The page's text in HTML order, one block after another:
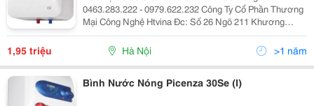
0463.283.222 - 0979.622.232 Công Ty Cổ Phần Thương
Mại Công Nghệ Htvina Đc: Số 26 Ngõ 211 Khương
Trung &Ndash; Thanh Xuân &Ndash; Hà Nội Yahoo
:Htvinakd3 Http ://Www.sieuthiht.com Trụ Sở Chính:
1,95 triệu Hà Nội >1 năm
Bình Nước Nóng Picenza 30Se (I)